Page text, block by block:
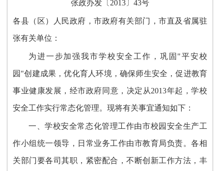
张政办发〔2013〕43号
各县（区）人民政府，市政府有关部门，市直及省属驻
张有关单位：
为进一步加强我市学校安全工作，巩固"平安校
园"创建成果，优化育人环境，确保师生安全，促进教育
事业健康发展，经市政府同意，决定从2013年起，学校
安全工作实行常态化管理。现将有关事宜通知如下：
一、学校安全常态化管理工作由市校园安全生产工
作小组统一领导，日常业务工作由市教育局负责。各相
关部门要各司其职，紧密配合，不断创新工作方法，丰